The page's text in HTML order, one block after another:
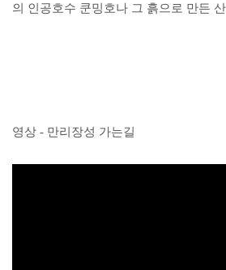
의 인공호수 쿤밍호나 그 흙으로 만든
영상 - 만리장성 가는길